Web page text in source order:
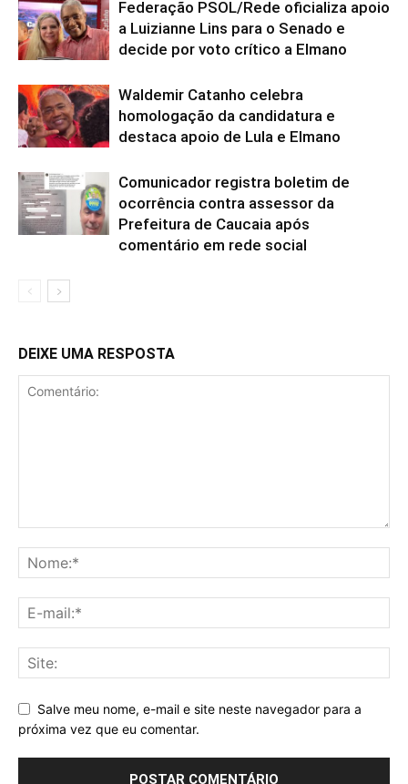
Federação PSOL/Rede oficializa apoio
a Luizianne Lins para o Senado e
decide por voto crítico a Elmano
Waldemir Catanho celebra
homologação da candidatura e
destaca apoio de Lula e Elmano
Comunicador registra boletim de
ocorrência contra assessor da
Prefeitura de Caucaia após
comentário em rede social
DEIXE UMA RESPOSTA
Salve meu nome, e-mail e site neste navegador para a
próxima vez que eu comentar.